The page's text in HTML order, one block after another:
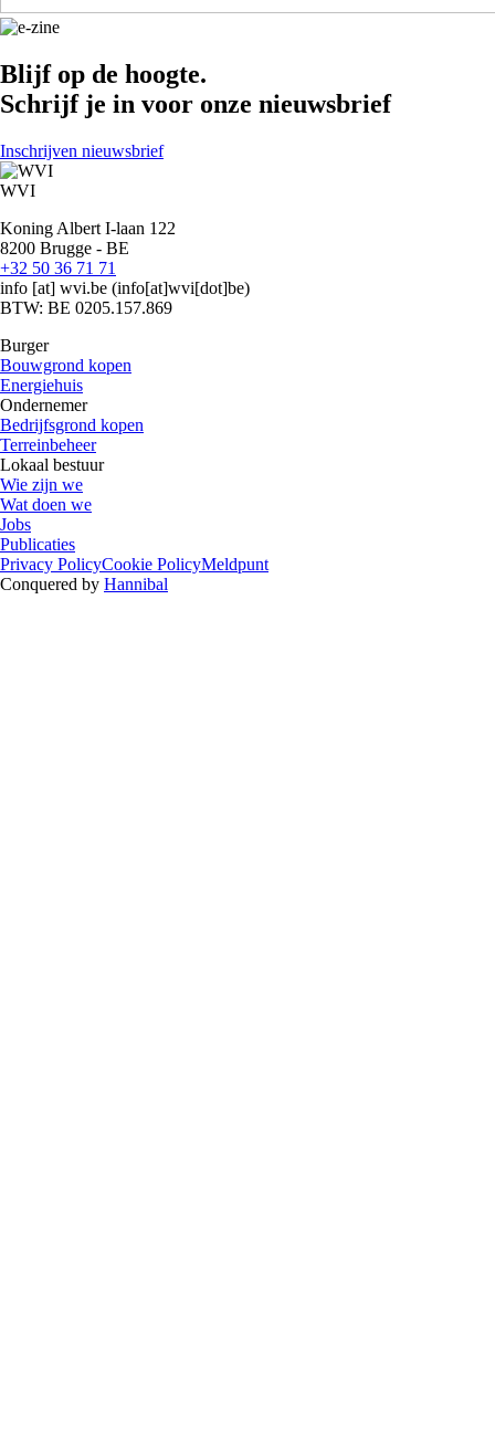
Blijf op de hoogte.
Schrijf je in voor onze nieuwsbrief
Inschrijven nieuwsbrief
WVI
Koning Albert I-laan 122
8200 Brugge - BE
+32 50 36 71 71
info [at] wvi.be (info[at]wvi[dot]be)
BTW: BE 0205.157.869
Burger
Bouwgrond kopen
Energiehuis
Ondernemer
Bedrijfsgrond kopen
Terreinbeheer
Lokaal bestuur
Wie zijn we
Wat doen we
Jobs
Publicaties
Privacy PolicyCookie PolicyMeldpunt
Conquered by Hannibal